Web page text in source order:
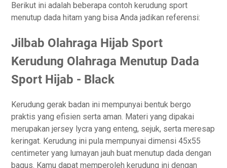
Berikut ini adalah beberapa contoh kerudung sport
menutup dada hitam yang bisa Anda jadikan referensi:
Jilbab Olahraga Hijab Sport
Kerudung Olahraga Menutup Dada
Sport Hijab - Black
Kerudung gerak badan ini mempunyai bentuk bergo
praktis yang efisien serta aman. Materi yang dipakai
merupakan jersey lycra yang enteng, sejuk, serta meresap
keringat. Kerudung ini pula mempunyai dimensi 45x55
centimeter yang lumayan jauh buat menutup dada dengan
bagus. Kamu dapat memperoleh kerudung ini dengan